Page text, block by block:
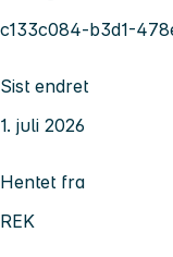
c133c084-b3d1-
Sist endret
1. juli 2026
Hentet fra
REK